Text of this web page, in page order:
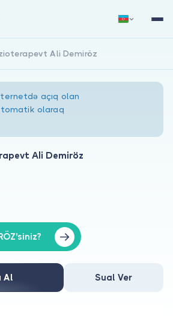
Daxil Ol
Ali Demiröz
açıq olan
olaraq
Ali Demiröz
Al Sual Ver